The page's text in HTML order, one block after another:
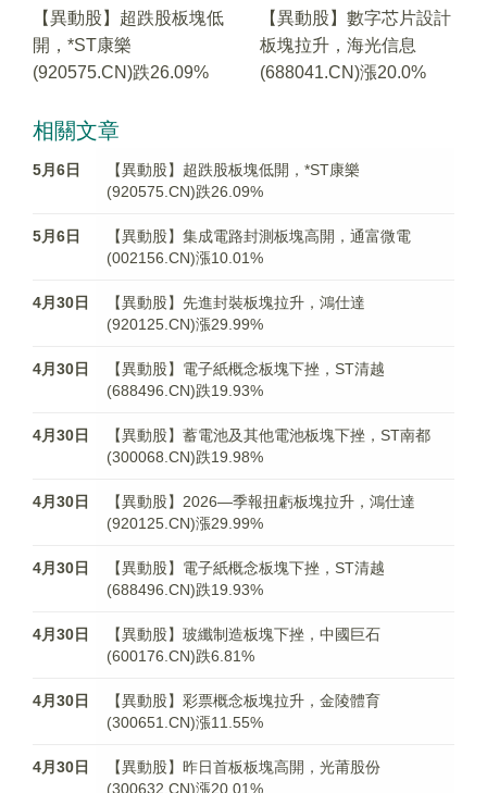
【異動股】超跌股板塊低
開，*ST康樂
(920575.CN)跌26.09%
【異動股】數字芯片設計
板塊拉升，海光信息
(688041.CN)漲20.0%
相關文章
5月6日
【異動股】超跌股板塊低開，*ST康樂
(920575.CN)跌26.09%
5月6日
【異動股】集成電路封測板塊高開，通富微電
(002156.CN)漲10.01%
4月30日
【異動股】先進封裝板塊拉升，鴻仕達
(920125.CN)漲29.99%
4月30日
【異動股】電子紙概念板塊下挫，ST清越
(688496.CN)跌19.93%
4月30日
【異動股】蓄電池及其他電池板塊下挫，ST南都
(300068.CN)跌19.98%
4月30日
【異動股】2026—季報扭虧板塊拉升，鴻仕達
(920125.CN)漲29.99%
4月30日
【異動股】電子紙概念板塊下挫，ST清越
(688496.CN)跌19.93%
4月30日
【異動股】玻纖制造板塊下挫，中國巨石
(600176.CN)跌6.81%
4月30日
【異動股】彩票概念板塊拉升，金陵體育
(300651.CN)漲11.55%
4月30日
【異動股】昨日首板板塊高開，光莆股份
(300632.CN)漲20.01%